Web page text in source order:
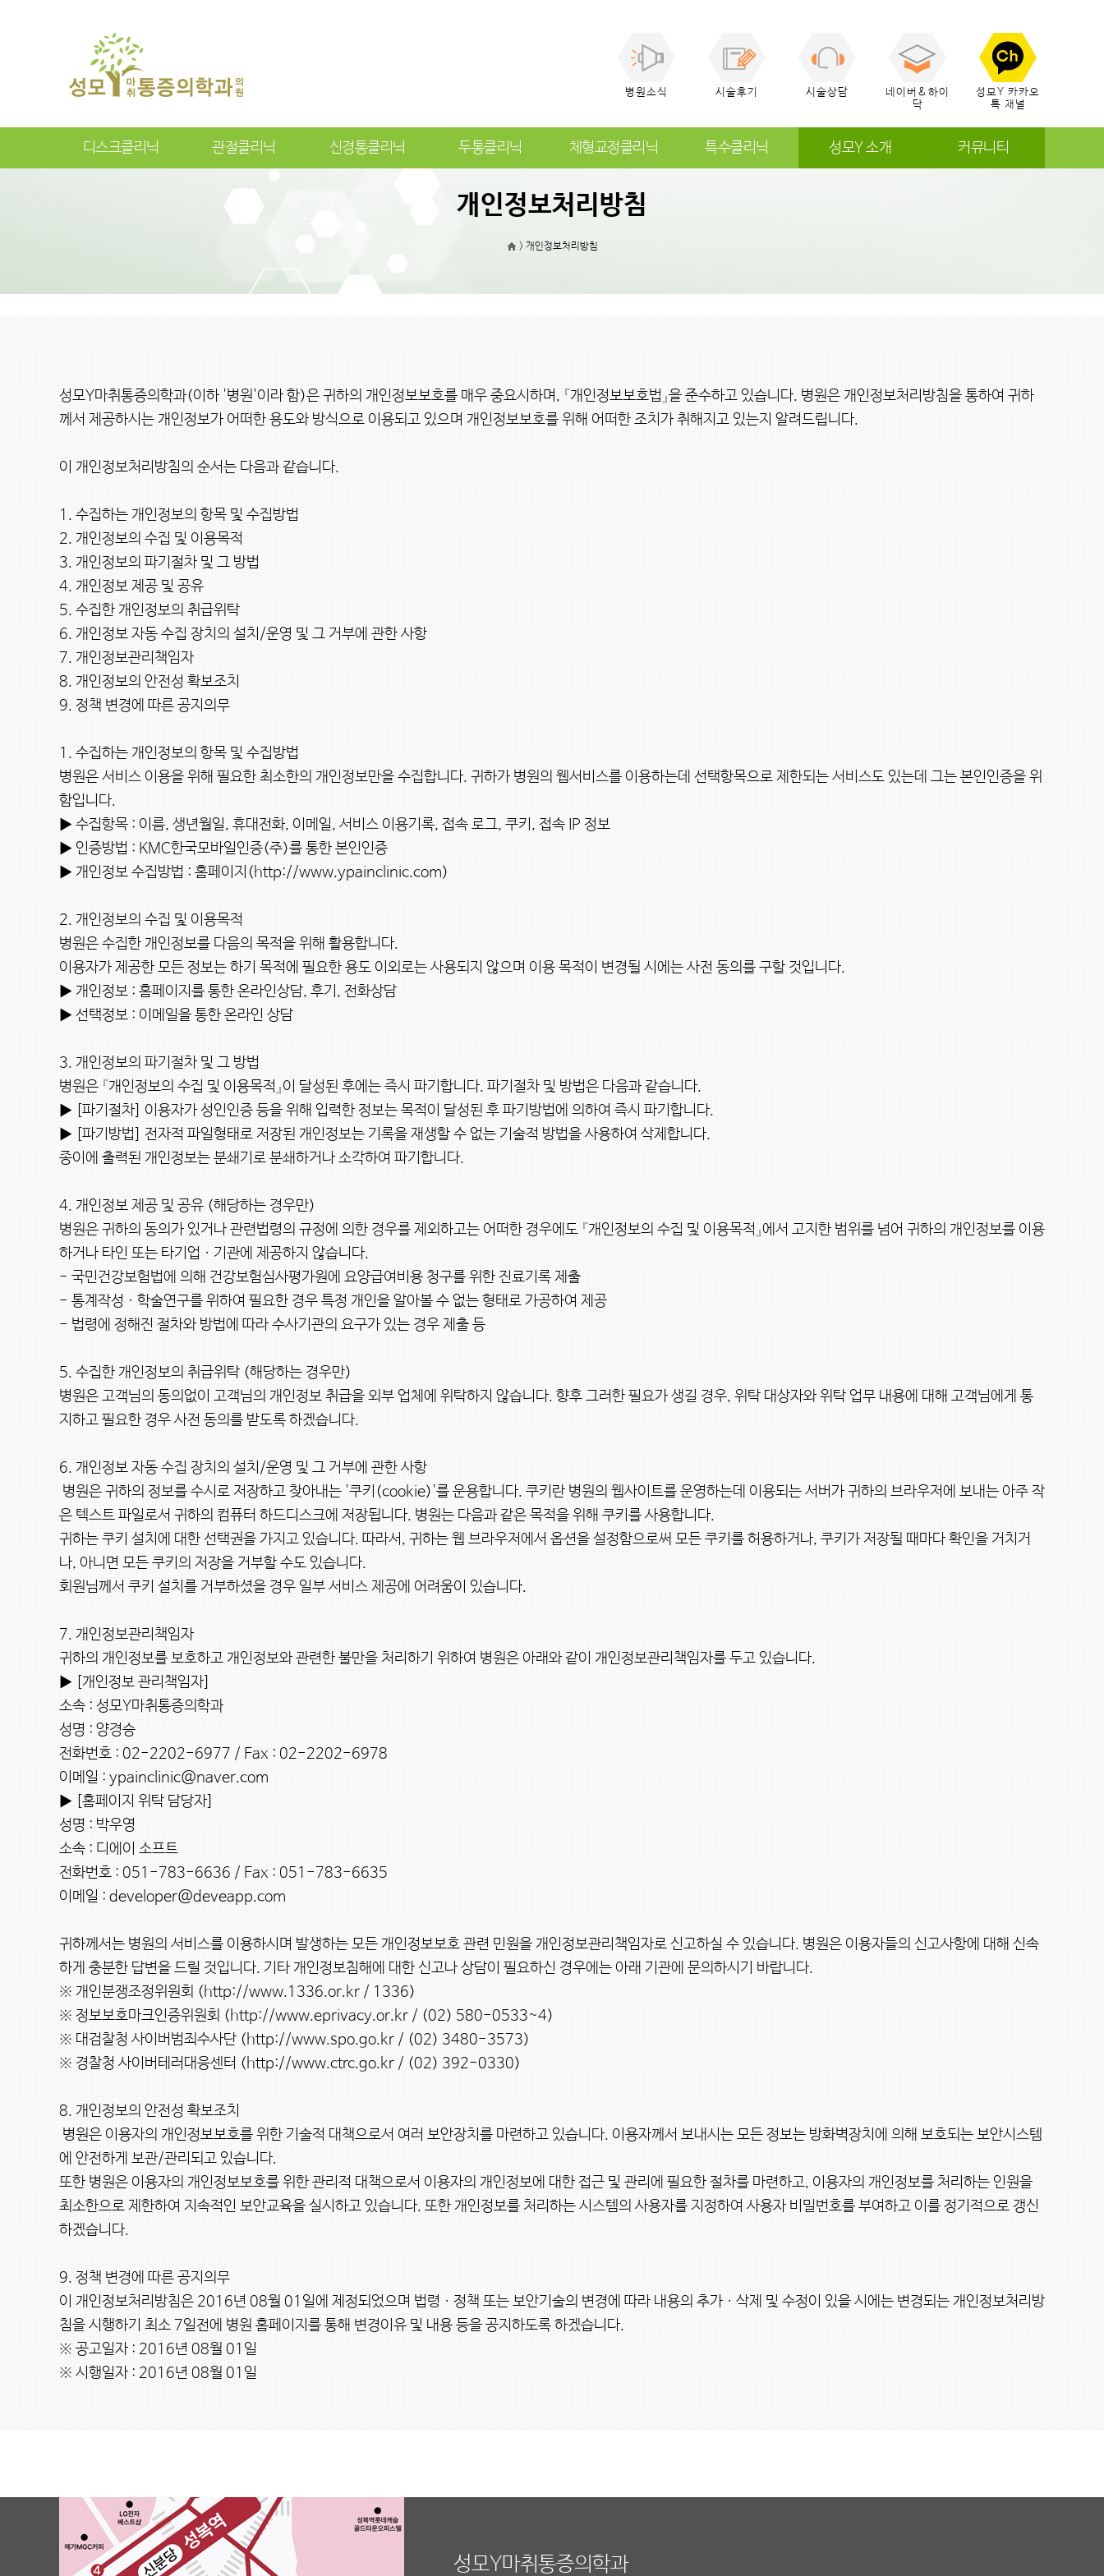
병원소식 시술후기 시술상담
네이버&하이
닥
성모Y 카카오
톡 채널
디스크클리닉 관절클리닉 신경통클리닉 두통클리닉 체형교정클리닉 특수클리닉 성모Y 소개 커뮤니티
개인정보처리방침
> 개인정보처리방침
성모Y마취통증의학과(이하 '병원'이라 함)은 귀하의 개인정보보호를 매우 중요시하며, 『개인정보보호법』을 준수하고 있습니다. 병원은 개인정보처리방침을 통하여 귀하
께서 제공하시는 개인정보가 어떠한 용도와 방식으로 이용되고 있으며 개인정보보호를 위해 어떠한 조치가 취해지고 있는지 알려드립니다.
이 개인정보처리방침의 순서는 다음과 같습니다.
1. 수집하는 개인정보의 항목 및 수집방법
2. 개인정보의 수집 및 이용목적
3. 개인정보의 파기절차 및 그 방법
4. 개인정보 제공 및 공유
5. 수집한 개인정보의 취급위탁
6. 개인정보 자동 수집 장치의 설치/운영 및 그 거부에 관한 사항
7. 개인정보관리책임자
8. 개인정보의 안전성 확보조치
9. 정책 변경에 따른 공지의무
1. 수집하는 개인정보의 항목 및 수집방법
병원은 서비스 이용을 위해 필요한 최소한의 개인정보만을 수집합니다. 귀하가 병원의 웹서비스를 이용하는데 선택항목으로 제한되는 서비스도 있는데 그는 본인인증을 위
함입니다.
▶ 수집항목 : 이름, 생년월일, 휴대전화, 이메일, 서비스 이용기록, 접속 로그, 쿠키, 접속 IP 정보
▶ 인증방법 : KMC한국모바일인증(주)를 통한 본인인증
▶ 개인정보 수집방법 : 홈페이지(http://www.ypainclinic.com)
2. 개인정보의 수집 및 이용목적
병원은 수집한 개인정보를 다음의 목적을 위해 활용합니다.
이용자가 제공한 모든 정보는 하기 목적에 필요한 용도 이외로는 사용되지 않으며 이용 목적이 변경될 시에는 사전 동의를 구할 것입니다.
▶ 개인정보 : 홈페이지를 통한 온라인상담, 후기, 전화상담
▶ 선택정보 : 이메일을 통한 온라인 상담
3. 개인정보의 파기절차 및 그 방법
병원은 『개인정보의 수집 및 이용목적』이 달성된 후에는 즉시 파기합니다. 파기절차 및 방법은 다음과 같습니다.
▶ [파기절차] 이용자가 성인인증 등을 위해 입력한 정보는 목적이 달성된 후 파기방법에 의하여 즉시 파기합니다.
▶ [파기방법] 전자적 파일형태로 저장된 개인정보는 기록을 재생할 수 없는 기술적 방법을 사용하여 삭제합니다.
종이에 출력된 개인정보는 분쇄기로 분쇄하거나 소각하여 파기합니다.
4. 개인정보 제공 및 공유 (해당하는 경우만)
병원은 귀하의 동의가 있거나 관련법령의 규정에 의한 경우를 제외하고는 어떠한 경우에도 『개인정보의 수집 및 이용목적』에서 고지한 범위를 넘어 귀하의 개인정보를 이용
하거나 타인 또는 타기업ㆍ기관에 제공하지 않습니다.
- 국민건강보험법에 의해 건강보험심사평가원에 요양급여비용 청구를 위한 진료기록 제출
- 통계작성ㆍ학술연구를 위하여 필요한 경우 특정 개인을 알아볼 수 없는 형태로 가공하여 제공
- 법령에 정해진 절차와 방법에 따라 수사기관의 요구가 있는 경우 제출 등
5. 수집한 개인정보의 취급위탁 (해당하는 경우만)
병원은 고객님의 동의없이 고객님의 개인정보 취급을 외부 업체에 위탁하지 않습니다. 향후 그러한 필요가 생길 경우, 위탁 대상자와 위탁 업무 내용에 대해 고객님에게 통
지하고 필요한 경우 사전 동의를 받도록 하겠습니다.
6. 개인정보 자동 수집 장치의 설치/운영 및 그 거부에 관한 사항
은 텍스트 파일로서 귀하의 컴퓨터 하드디스크에 저장됩니다. 병원는 다음과 같은 목적을 위해 쿠키를 사용합니다.
귀하는 쿠키 설치에 대한 선택권을 가지고 있습니다. 따라서, 귀하는 웹 브라우저에서 옵션을 설정함으로써 모든 쿠키를 허용하거나, 쿠키가 저장될 때마다 확인을 거치거
나, 아니면 모든 쿠키의 저장을 거부할 수도 있습니다.
회원님께서 쿠키 설치를 거부하셨을 경우 일부 서비스 제공에 어려움이 있습니다.
7. 개인정보관리책임자
귀하의 개인정보를 보호하고 개인정보와 관련한 불만을 처리하기 위하여 병원은 아래와 같이 개인정보관리책임자를 두고 있습니다.
▶ [개인정보 관리책임자]
소속 : 성모Y마취통증의학과
성명 : 양경승
전화번호 : 02-2202-6977 / Fax : 02-2202-6978
이메일 : ypainclinic@naver.com
▶ [홈페이지 위탁 담당자]
성명 : 박우영
소속 : 디에이 소프트
전화번호 : 051-783-6636 / Fax : 051-783-6635
이메일 : developer@deveapp.com
귀하께서는 병원의 서비스를 이용하시며 발생하는 모든 개인정보보호 관련 민원을 개인정보관리책임자로 신고하실 수 있습니다. 병원은 이용자들의 신고사항에 대해 신속
하게 충분한 답변을 드릴 것입니다. 기타 개인정보침해에 대한 신고나 상담이 필요하신 경우에는 아래 기관에 문의하시기 바랍니다.
※ 개인분쟁조정위원회 (http://www.1336.or.kr / 1336)
※ 정보보호마크인증위원회 (http://www.eprivacy.or.kr / (02) 580-0533~4)
※ 대검찰청 사이버범죄수사단 (http://www.spo.go.kr / (02) 3480-3573)
※ 경찰청 사이버테러대응센터 (http://www.ctrc.go.kr / (02) 392-0330)
8. 개인정보의 안전성 확보조치
에 안전하게 보관/관리되고 있습니다.
또한 병원은 이용자의 개인정보보호를 위한 관리적 대책으로서 이용자의 개인정보에 대한 접근 및 관리에 필요한 절차를 마련하고, 이용자의 개인정보를 처리하는 인원을
최소한으로 제한하여 지속적인 보안교육을 실시하고 있습니다. 또한 개인정보를 처리하는 시스템의 사용자를 지정하여 사용자 비밀번호를 부여하고 이를 정기적으로 갱신
하겠습니다.
9. 정책 변경에 따른 공지의무
이 개인정보처리방침은 2016년 08월 01일에 제정되었으며 법령ㆍ정책 또는 보안기술의 변경에 따라 내용의 추가ㆍ삭제 및 수정이 있을 시에는 변경되는 개인정보처리방
침을 시행하기 최소 7일전에 병원 홈페이지를 통해 변경이유 및 내용 등을 공지하도록 하겠습니다.
※ 공고일자 : 2016년 08월 01일
※ 시행일자 : 2016년 08월 01일
성모Y마취통증의학과